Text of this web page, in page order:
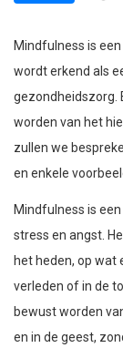
Mindfulness is
wordt erkend als
gezondheidszorg.
worden van het
zullen we
en enkele
Mindfulness is
stress en angst.
het heden, op wat
verleden of in de
bewust worden
en in de geest,